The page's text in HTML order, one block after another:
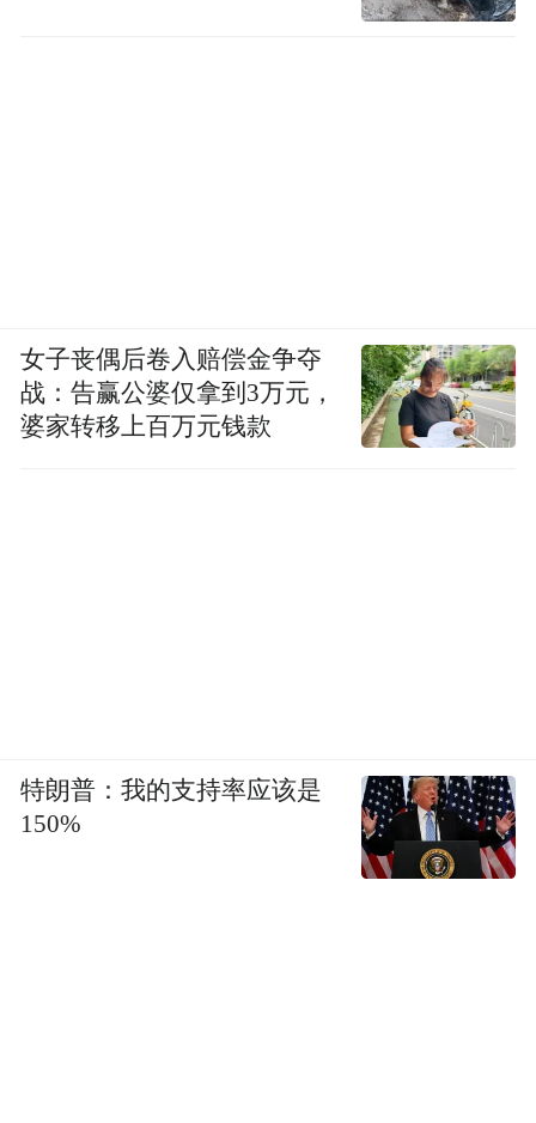
女子丧偶后卷入赔偿金争夺
战：告赢公婆仅拿到3万元，
婆家转移上百万元钱款
特朗普：我的支持率应该是
150%